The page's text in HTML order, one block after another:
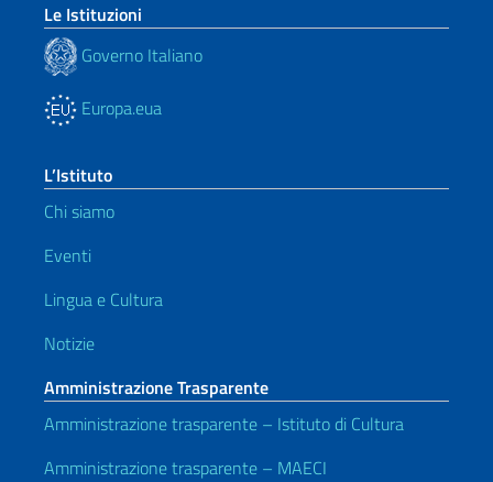
Le Istituzioni
Governo Italiano
Europa.eua
L’Istituto
Chi siamo
Eventi
Lingua e Cultura
Notizie
Amministrazione Trasparente
Amministrazione trasparente – Istituto di Cultura
Amministrazione trasparente – MAECI